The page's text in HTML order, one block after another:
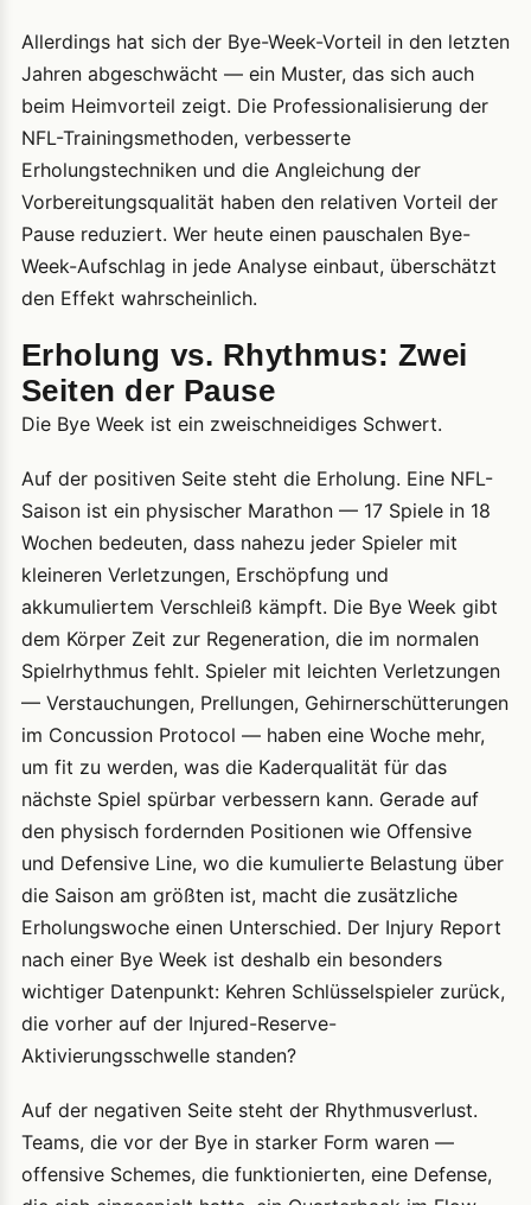
Allerdings hat sich der Bye-Week-Vorteil in den letzten
Jahren abgeschwächt — ein Muster, das sich auch
beim Heimvorteil zeigt. Die Professionalisierung der
NFL-Trainingsmethoden, verbesserte
Erholungstechniken und die Angleichung der
Vorbereitungsqualität haben den relativen Vorteil der
Pause reduziert. Wer heute einen pauschalen Bye-
Week-Aufschlag in jede Analyse einbaut, überschätzt
den Effekt wahrscheinlich.
Erholung vs. Rhythmus: Zwei
Seiten der Pause
Die Bye Week ist ein zweischneidiges Schwert.
Auf der positiven Seite steht die Erholung. Eine NFL-
Saison ist ein physischer Marathon — 17 Spiele in 18
Wochen bedeuten, dass nahezu jeder Spieler mit
kleineren Verletzungen, Erschöpfung und
akkumuliertem Verschleiß kämpft. Die Bye Week gibt
dem Körper Zeit zur Regeneration, die im normalen
Spielrhythmus fehlt. Spieler mit leichten Verletzungen
— Verstauchungen, Prellungen, Gehirnerschütterungen
im Concussion Protocol — haben eine Woche mehr,
um fit zu werden, was die Kaderqualität für das
nächste Spiel spürbar verbessern kann. Gerade auf
den physisch fordernden Positionen wie Offensive
und Defensive Line, wo die kumulierte Belastung über
die Saison am größten ist, macht die zusätzliche
Erholungswoche einen Unterschied. Der Injury Report
nach einer Bye Week ist deshalb ein besonders
wichtiger Datenpunkt: Kehren Schlüsselspieler zurück,
die vorher auf der Injured-Reserve-
Aktivierungsschwelle standen?
Auf der negativen Seite steht der Rhythmusverlust.
Teams, die vor der Bye in starker Form waren —
offensive Schemes, die funktionierten, eine Defense,